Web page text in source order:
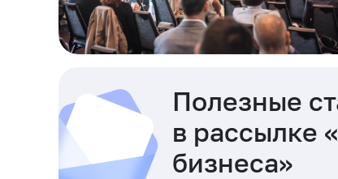
Полезные
в рассылке
бизнеса»